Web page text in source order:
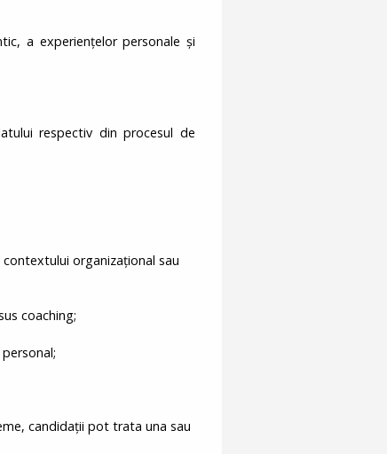
a experiențelor personale și
respectiv din procesul de
organizațional sau
coaching;
candidații pot trata una sau